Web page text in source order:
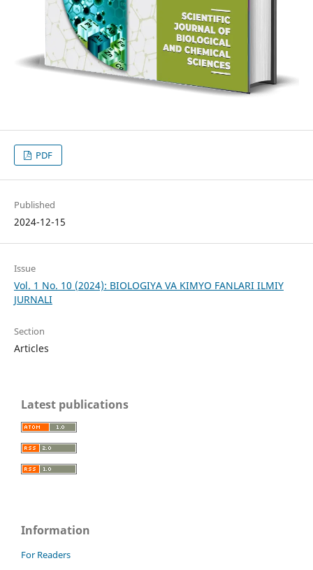
PDF
Published
2024-12-15
Issue
Vol. 1 No. 10 (2024): BIOLOGIYA VA KIMYO FANLARI ILMIY
JURNALI
Section
Articles
Latest publications
Information
For Readers